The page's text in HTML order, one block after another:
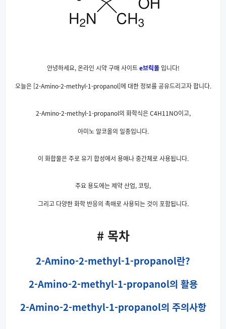
안녕하세요, 온라인 시약 구매 사이트e브릭몰입니다!
오늘은 [2-Amino-2-methyl-1-propanol]에 대한 정보를 공유드리고자 합니다.
2-Amino-2-methyl-1-propanol의 화학식은 C4H11NO이고,
아미노 알코올의 일종입니다.
이 화합물은 주로 유기 합성에서 용매나 중간체로 사용됩니다.
주요 용도에는 제약 산업, 코팅,
그리고 다양한 화학 반응의 촉매로 사용되는 것이 포함됩니다.
# 목차
2-Amino-2-methyl-1-propanol란?
2-Amino-2-methyl-1-propanol의 활용
2-Amino-2-methyl-1-propanol의 주의사항